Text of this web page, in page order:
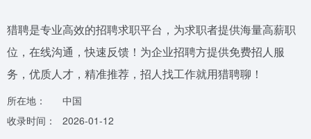
猎聘是专业高效的招聘求职平台，为求职者提供海量高薪职
位，在线沟通，快速反馈！为企业招聘方提供免费招人服
务，优质人才，精准推荐，招人找工作就用猎聘聊！
所在地：
中国
收录时间：
2026-01-12